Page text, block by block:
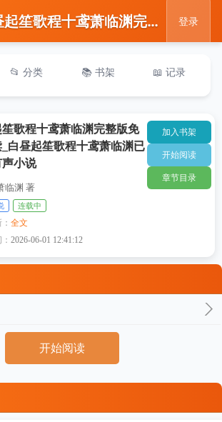
📖 白昼起笙歌程十鸢萧临渊完整版免费阅读_白昼起笙歌程十鸢萧临渊已完结有声小说 登录
📂 分类 📚 书架 📖 记录
笙歌程十鸢萧临渊完整版免
白昼起笙歌程十鸢萧临渊已
声小说
临渊 著
连载中
：全文
：2026-06-01 12:41:12
加入书架
开始阅读
章节目录
开始阅读